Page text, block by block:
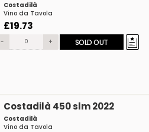
Costadilà
Vino da Tavola
£19.73
- + SOLD OUT
Costadilà 450 slm 2022
Costadilà
Vino da Tavola